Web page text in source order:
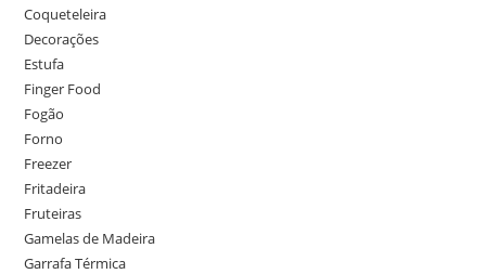
Coqueteleira
Decorações
Estufa
Finger Food
Fogão
Forno
Freezer
Fritadeira
Fruteiras
Gamelas de Madeira
Garrafa Térmica